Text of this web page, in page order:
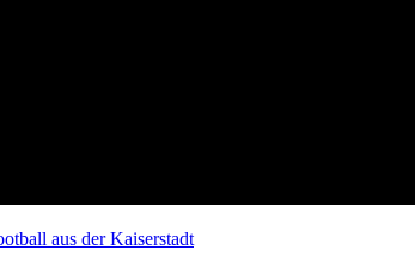
aus der Kaiserstadt